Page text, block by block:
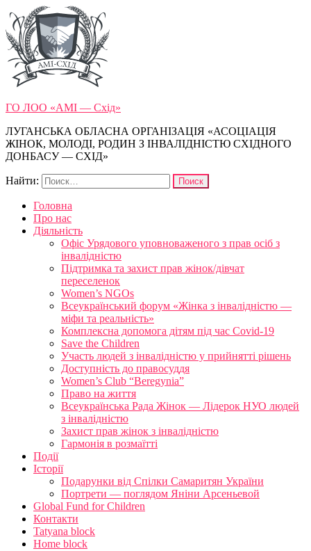
ГО ЛОО «АМІ — Схід»
ЛУГАНСЬКА ОБЛАСНА ОРГАНІЗАЦІЯ «АСОЦІАЦІЯ
ЖІНОК, МОЛОДІ, РОДИН З ІНВАЛІДНІСТЮ СХІДНОГО
ДОНБАСУ — СХІД»
Найти:
Головна
Про нас
Діяльність
Офіс Урядового уповноваженого з прав осіб з
інвалідністю
Підтримка та захист прав жінок/дівчат
переселенок
Women’s NGOs
Всеукраїнський форум «Жінка з інвалідністю —
міфи та реальність»
Комплексна допомога дітям під час Covid-19
Save the Children
Участь людей з інвалідністю у прийнятті рішень
Доступність до правосуддя
Women’s Club “Beregynia”
Право на життя
Всеукраїнська Рада Жінок — Лідерок НУО людей
з інвалідністю
Захист прав жінок з інвалідністю
Гармонія в розмаїтті
Події
Історії
Подарунки від Спілки Самаритян України
Портрети — поглядом Яніни Арсеньевой
Global Fund for Children
Контакти
Tatyana block
Home block